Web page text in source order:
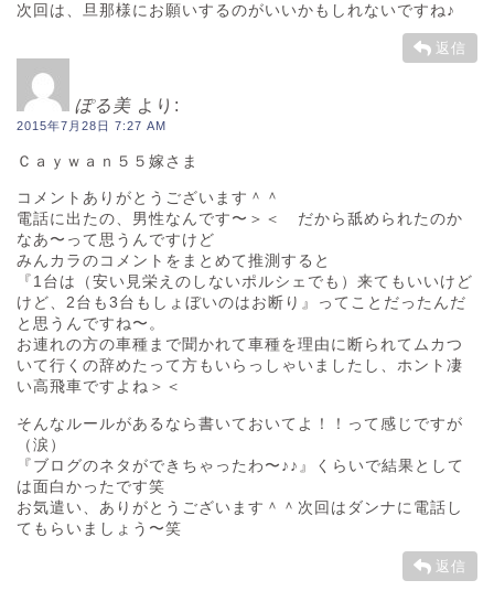
次回は、旦那様にお願いするのがいいかもしれないですね♪
返信
ぽる美 より:
2015年7月28日 7:27 AM
Ｃａｙｗａｎ５５嫁さま
コメントありがとうございます＾＾
電話に出たの、男性なんです〜＞＜ だから舐められたのか
なあ〜って思うんですけど
みんカラのコメントをまとめて推測すると
『1台は（安い見栄えのしないポルシェでも）来てもいいけど
けど、2台も3台もしょぼいのはお断り』ってことだったんだ
と思うんですね〜。
お連れの方の車種まで聞かれて車種を理由に断られてムカつ
いて行くの辞めたって方もいらっしゃいましたし、ホント凄
い高飛車ですよね＞＜
そんなルールがあるなら書いておいてよ！！って感じですが
（涙）
『ブログのネタができちゃったわ〜♪♪』くらいで結果として
は面白かったです笑
お気遣い、ありがとうございます＾＾次回はダンナに電話し
てもらいましょう〜笑
返信